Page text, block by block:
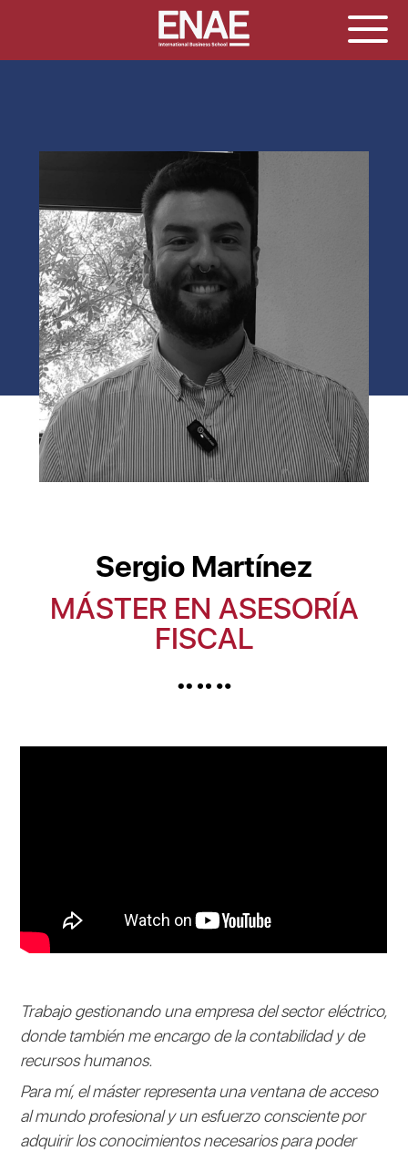
Sergio Martínez
MÁSTER EN ASESORÍA
FISCAL
Trabajo gestionando una empresa del sector eléctrico,
donde también me encargo de la contabilidad y de
recursos humanos.
Para mí, el máster representa una ventana de acceso
al mundo profesional y un esfuerzo consciente por
adquirir los conocimientos necesarios para poder